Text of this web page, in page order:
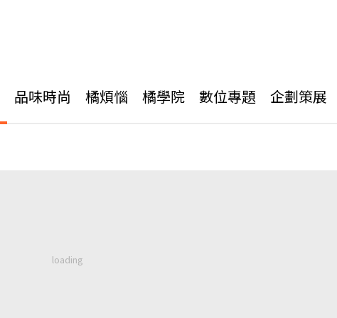
品味時尚 橘煩惱 橘學院 數位專題 企劃策展